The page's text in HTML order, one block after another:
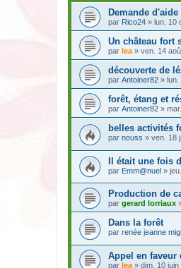
Demande
par Rico24 » lun. 10
Un château fort
par lea » ven. 14
découverte de
par Antoiner82 » lun.
forêt, étang et
par Antoiner82 »
belles activités
par nouss » ven. 18
Il était une fois
par Emm@nuel »
Production de
par gerard lorriaux
Dans la forêt
par renée jeanne
Appel en faveur
par lea » dim. 10